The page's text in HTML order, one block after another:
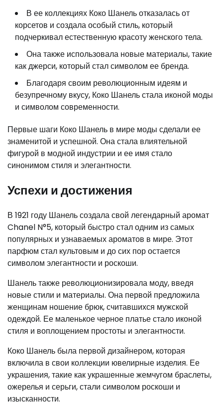
В ее коллекциях Коко Шанель отказалась от
корсетов и создала особый стиль, который
подчеркивал естественную красоту женского тела.
Она также использовала новые материалы, такие
как джерси, который стал символом ее бренда.
Благодаря своим революционным идеям и
безупречному вкусу, Коко Шанель стала иконой моды
и символом современности.
Первые шаги Коко Шанель в мире моды сделали ее
знаменитой и успешной. Она стала влиятельной
фигурой в модной индустрии и ее имя стало
синонимом стиля и элегантности.
Успехи и достижения
В 1921 году Шанель создала свой легендарный аромат
Chanel N°5, который быстро стал одним из самых
популярных и узнаваемых ароматов в мире. Этот
парфюм стал культовым и до сих пор остается
символом элегантности и роскоши.
Шанель также революционизировала моду, введя
новые стили и материалы. Она первой предложила
женщинам ношение брюк, считавшихся мужской
одеждой. Ее маленькое черное платье стало иконой
стиля и воплощением простоты и элегантности.
Коко Шанель была первой дизайнером, которая
включила в свои коллекции ювелирные изделия. Ее
украшения, такие как украшенные жемчугом браслеты,
ожерелья и серьги, стали символом роскоши и
изысканности.